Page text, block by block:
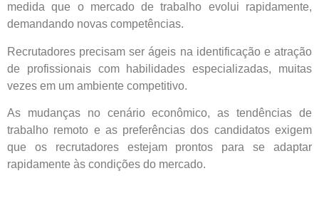
medida que o mercado de trabalho evolui rapidamente,
demandando novas competências.
Recrutadores precisam ser ágeis na identificação e atração
de profissionais com habilidades especializadas, muitas
vezes em um ambiente competitivo.
As mudanças no cenário econômico, as tendências de
trabalho remoto e as preferências dos candidatos exigem
que os recrutadores estejam prontos para se adaptar
rapidamente às condições do mercado.